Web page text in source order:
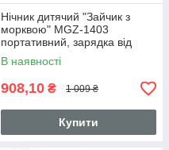
Нічник дитячий "Зайчик з
морквою" MGZ-1403
портативний, зарядка від
USB
В наявності
908,10 ₴ 1 009 ₴
Купити